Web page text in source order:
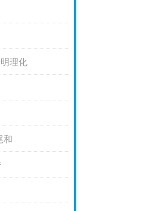
理化
和